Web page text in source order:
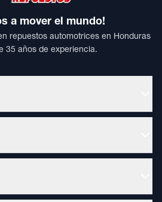
a mover el mundo!
repuestos automotrices en Honduras
35 años de experiencia.